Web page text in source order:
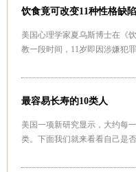
饮食竟可改变11种性格缺
美国心理学家夏乌斯博士在《
教一段时间，11岁即因涉嫌犯
最容易长寿的10类人
美国一项新研究显示，大约每
类。下面我们就来看看自己是